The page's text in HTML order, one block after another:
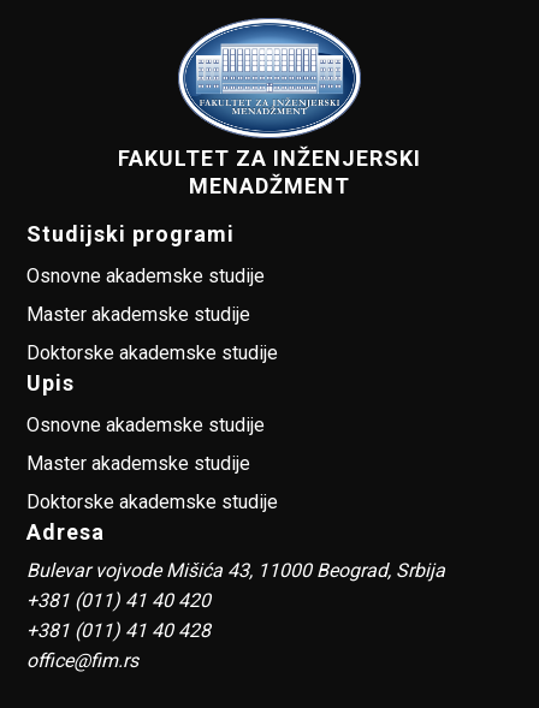
FAKULTET ZA INŽENJERSKI
MENADŽMENT
Studijski programi
Osnovne akademske studije
Master akademske studije
Doktorske akademske studije
Upis
Osnovne akademske studije
Master akademske studije
Doktorske akademske studije
Adresa
Bulevar vojvode Mišića 43, 11000 Beograd, Srbija
+381 (011) 41 40 420
+381 (011) 41 40 428
office@fim.rs